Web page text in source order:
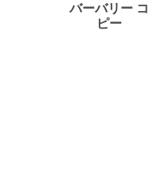
バーバリー コ
ピー